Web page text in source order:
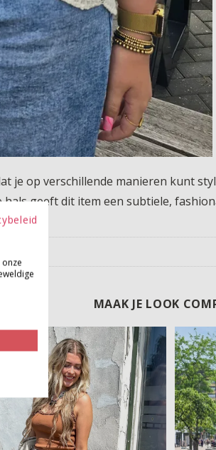
je op verschillende manieren kunt
geeft dit item een subtiele,
MAAK JE LOOK